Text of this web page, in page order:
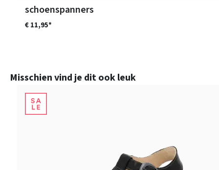
schoenspanners
€ 11,95*
Productgalerij overslaan
Misschien vind je dit ook leuk